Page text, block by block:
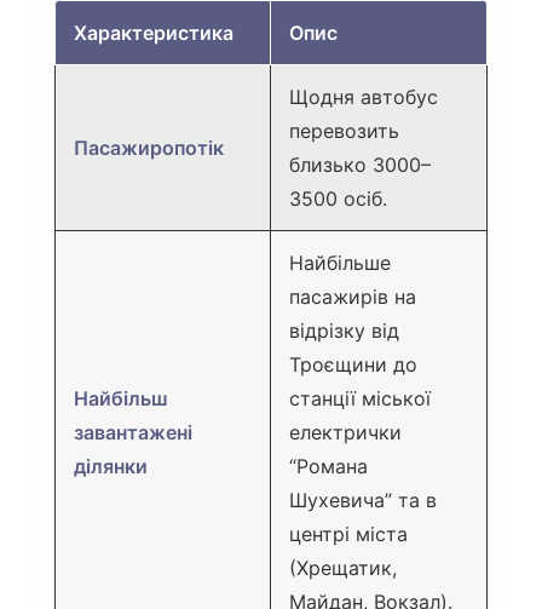
Характеристика Опис
Пасажиропотік
Щодня автобус
перевозить
близько 3000–
3500 осіб.
Найбільш
завантажені
ділянки
Найбільше
пасажирів на
відрізку від
Троєщини до
станції міської
електрички
“Романа
Шухевича” та в
центрі міста
(Хрещатик,
Майдан, Вокзал).